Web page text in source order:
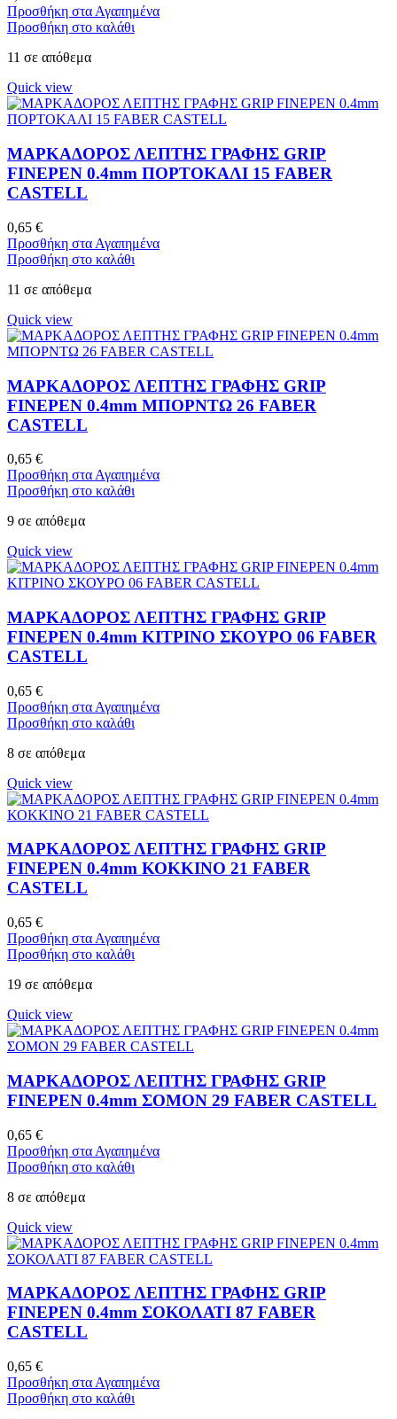
Προσθήκη στα Αγαπημένα
Προσθήκη στο καλάθι
11 σε απόθεμα
Quick view
ΜΑΡΚΑΔΟΡΟΣ ΛΕΠΤΗΣ ΓΡΑΦΗΣ GRIP
FINEPEN 0.4mm ΠΟΡΤΟΚΑΛΙ 15 FABER
CASTELL
0,65 €
Προσθήκη στα Αγαπημένα
Προσθήκη στο καλάθι
11 σε απόθεμα
Quick view
ΜΑΡΚΑΔΟΡΟΣ ΛΕΠΤΗΣ ΓΡΑΦΗΣ GRIP
FINEPEN 0.4mm ΜΠΟΡΝΤΩ 26 FABER
CASTELL
0,65 €
Προσθήκη στα Αγαπημένα
Προσθήκη στο καλάθι
9 σε απόθεμα
Quick view
ΜΑΡΚΑΔΟΡΟΣ ΛΕΠΤΗΣ ΓΡΑΦΗΣ GRIP
FINEPEN 0.4mm ΚΙΤΡΙΝΟ ΣΚΟΥΡΟ 06 FABER
CASTELL
0,65 €
Προσθήκη στα Αγαπημένα
Προσθήκη στο καλάθι
8 σε απόθεμα
Quick view
ΜΑΡΚΑΔΟΡΟΣ ΛΕΠΤΗΣ ΓΡΑΦΗΣ GRIP
FINEPEN 0.4mm ΚΟΚΚΙΝΟ 21 FABER
CASTELL
0,65 €
Προσθήκη στα Αγαπημένα
Προσθήκη στο καλάθι
19 σε απόθεμα
Quick view
ΜΑΡΚΑΔΟΡΟΣ ΛΕΠΤΗΣ ΓΡΑΦΗΣ GRIP
FINEPEN 0.4mm ΣΟΜΟΝ 29 FABER CASTELL
0,65 €
Προσθήκη στα Αγαπημένα
Προσθήκη στο καλάθι
8 σε απόθεμα
Quick view
ΜΑΡΚΑΔΟΡΟΣ ΛΕΠΤΗΣ ΓΡΑΦΗΣ GRIP
FINEPEN 0.4mm ΣΟΚΟΛΑΤΙ 87 FABER
CASTELL
0,65 €
Προσθήκη στα Αγαπημένα
Προσθήκη στο καλάθι